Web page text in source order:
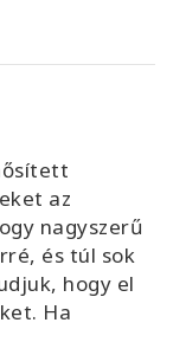
az
nagyszerű
és túl sok
hogy el
Ha